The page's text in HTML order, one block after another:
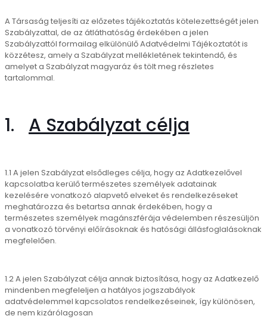
A Társaság teljesíti az előzetes tájékoztatás kötelezettségét jelen
Szabályzattal, de az átláthatóság érdekében a jelen
Szabályzattól formailag elkülönülő Adatvédelmi Tájékoztatót is
közzétesz, amely a Szabályzat mellékletének tekintendő, és
amelyet a Szabályzat magyaráz és tölt meg részletes
tartalommal.
1. A Szabályzat célja
1.1 A jelen Szabályzat elsődleges célja, hogy az Adatkezelővel
kapcsolatba kerülő természetes személyek adatainak
kezelésére vonatkozó alapvető elveket és rendelkezéseket
meghatározza és betartsa annak érdekében, hogy a
természetes személyek magánszférája védelemben részesüljön
a vonatkozó törvényi előírásoknak és hatósági állásfoglalásoknak
megfelelően.
1.2 A jelen Szabályzat célja annak biztosítása, hogy az Adatkezelő
mindenben megfeleljen a hatályos jogszabályok
adatvédelemmel kapcsolatos rendelkezéseinek, így különösen,
de nem kizárólagosan